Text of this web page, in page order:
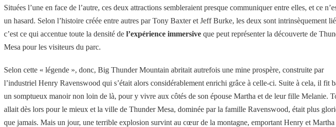
Situées l’une en face de l’autre, ces deux attractions sembleraient presque communiquer entre elles, et ce
un hasard. Selon l’histoire créée entre autres par Tony Baxter et Jeff Burke, les deux sont intrinsèquement
c’est ce qui accentue toute la densité de l’expérience immersive que peut représenter la découverte de
Mesa pour les visiteurs du parc.
Selon cette « légende », donc, Big Thunder Mountain abritait autrefois une mine prospère, construite par
l’industriel Henry Ravenswood qui s’était alors considérablement enrichi grâce à celle-ci. Suite à cela, il fit
un somptueux manoir non loin de là, pour y vivre aux côtés de son épouse Martha et de leur fille Melanie.
allait dès lors pour le mieux et la ville de Thunder Mesa, dominée par la famille Ravenswood, était plus
que jamais. Mais un jour, une terrible explosion survint au cœur de la montagne, emportant Henry et Martha